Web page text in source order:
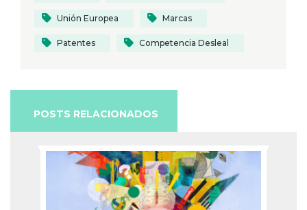
Unión Europea Marcas
Patentes Competencia Desleal
POSTS RELACIONADOS